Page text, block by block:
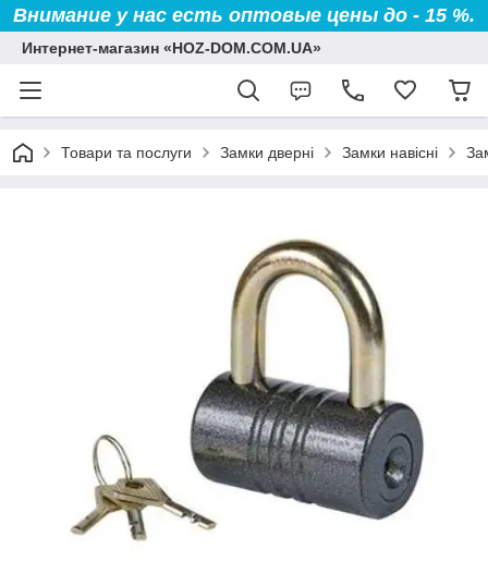
Внимание у нас есть оптовые цены до - 15 %.
Интернет-магазин «HOZ-DOM.COM.UA»
Товари та послуги Замки дверні Замки навісні